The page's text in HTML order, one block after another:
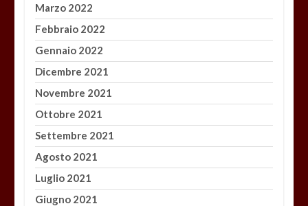
Marzo 2022
Febbraio 2022
Gennaio 2022
Dicembre 2021
Novembre 2021
Ottobre 2021
Settembre 2021
Agosto 2021
Luglio 2021
Giugno 2021